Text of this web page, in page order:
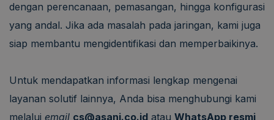
dengan perencanaan, pemasangan, hingga konfigurasi
yang andal. Jika ada masalah pada jaringan, kami juga
siap membantu mengidentifikasi dan memperbaikinya.
Untuk mendapatkan informasi lengkap mengenai
layanan solutif lainnya, Anda bisa menghubungi kami
melalui email cs@asani.co.id atau WhatsApp resmi